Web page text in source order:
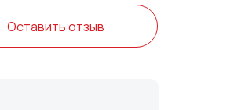
Оставить отзыв